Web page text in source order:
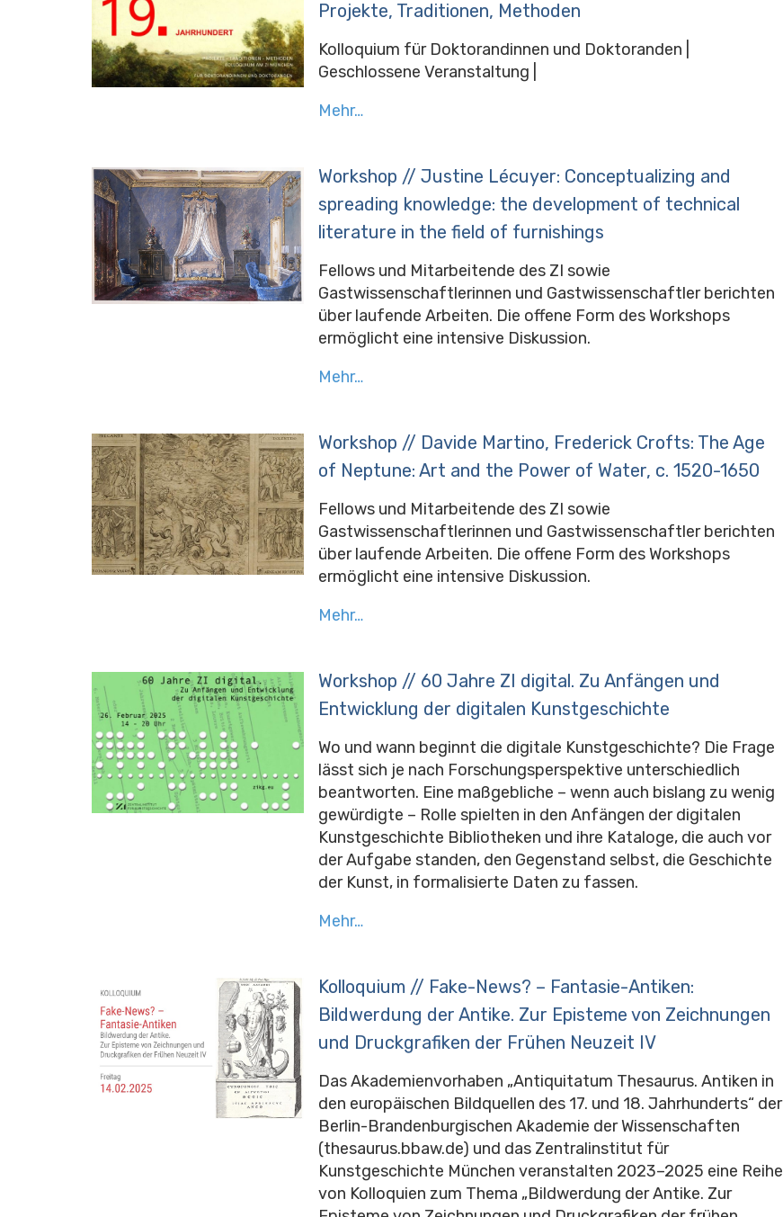
Projekte, Traditionen, Methoden
Kolloquium für Doktorandinnen und Doktoranden |
Geschlossene Veranstaltung |
Mehr…
Workshop // Justine Lécuyer: Conceptualizing and
spreading knowledge: the development of technical
literature in the field of furnishings
Fellows und Mitarbeitende des ZI sowie
Gastwissenschaftlerinnen und Gastwissenschaftler berichten
über laufende Arbeiten. Die offene Form des Workshops
ermöglicht eine intensive Diskussion.
Mehr…
Workshop // Davide Martino, Frederick Crofts: The Age
of Neptune: Art and the Power of Water, c. 1520-1650
Fellows und Mitarbeitende des ZI sowie
Gastwissenschaftlerinnen und Gastwissenschaftler berichten
über laufende Arbeiten. Die offene Form des Workshops
ermöglicht eine intensive Diskussion.
Mehr…
Workshop // 60 Jahre ZI digital. Zu Anfängen und
Entwicklung der digitalen Kunstgeschichte
Wo und wann beginnt die digitale Kunstgeschichte? Die Frage
lässt sich je nach Forschungsperspektive unterschiedlich
beantworten. Eine maßgebliche – wenn auch bislang zu wenig
gewürdigte – Rolle spielten in den Anfängen der digitalen
Kunstgeschichte Bibliotheken und ihre Kataloge, die auch vor
der Aufgabe standen, den Gegenstand selbst, die Geschichte
der Kunst, in formalisierte Daten zu fassen.
Mehr…
Kolloquium // Fake-News? – Fantasie-Antiken:
Bildwerdung der Antike. Zur Episteme von Zeichnungen
und Druckgrafiken der Frühen Neuzeit IV
Das Akademienvorhaben „Antiquitatum Thesaurus. Antiken in
den europäischen Bildquellen des 17. und 18. Jahrhunderts“ der
Berlin-Brandenburgischen Akademie der Wissenschaften
(thesaurus.bbaw.de) und das Zentralinstitut für
Kunstgeschichte München veranstalten 2023–2025 eine Reihe
von Kolloquien zum Thema „Bildwerdung der Antike. Zur